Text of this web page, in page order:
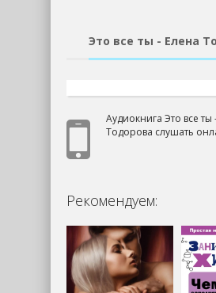
Это все ты - Елена
Аудиокнига Это все ты
Тодорова слушать
Рекомендуем: